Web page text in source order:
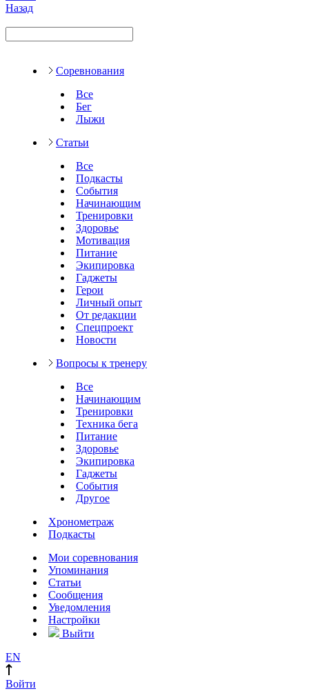
Назад
Соревнования
Все
Бег
Лыжи
Статьи
Все
Подкасты
События
Начинающим
Тренировки
Здоровье
Мотивация
Питание
Экипировка
Гаджеты
Герои
Личный опыт
От редакции
Спецпроект
Новости
Вопросы к тренеру
Все
Начинающим
Тренировки
Техника бега
Питание
Здоровье
Экипировка
Гаджеты
События
Другое
Хронометраж
Подкасты
Мои соревнования
Упоминания
Статьи
Сообщения
Уведомления
Настройки
Выйти
EN
Войти